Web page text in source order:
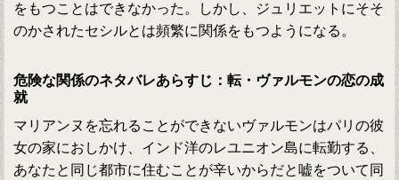
をもつことはできなかった。しかし、ジュリエットにそそ
のかされたセシルとは頻繁に関係をもつようになる。
危険な関係のネタバレあらすじ：転・ヴァルモンの恋の成
就
マリアンヌを忘れることができないヴァルモンはパリの彼
女の家におしかけ、インド洋のレユニオン島に転勤する、
あなたと同じ都市に住むことが辛いからだと嘘をついて同